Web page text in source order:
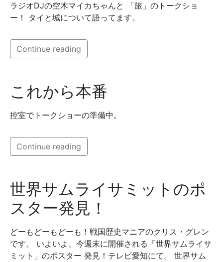
ラジオDJの空木マイカちゃんと 「旅」のトークショ
ー！ タイと城について語ってます。
Continue reading
これから本番
控室でトークショーの準備中。
Continue reading
世界サムライサミットのポ
スター発見！
どーもどーもどーも！戦国歴史マニアのクリス・グレン
です。 いよいよ、今週末に開催される「世界サムライサ
ミット」のポスター 発見！テレビ愛知にて。 世界サム